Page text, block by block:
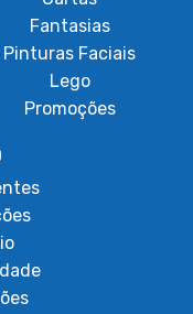
Fantasias
Pinturas Faciais
Lego
Promoções